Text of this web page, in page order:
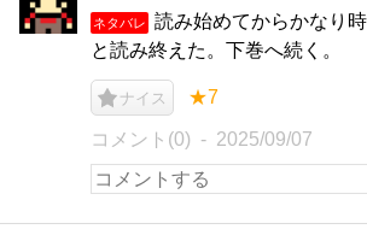
ネタバレ
読み始めてからかなり
と読み終えた。下巻へ続く。
ナイス ★7
コメント(0) 2025/09/07